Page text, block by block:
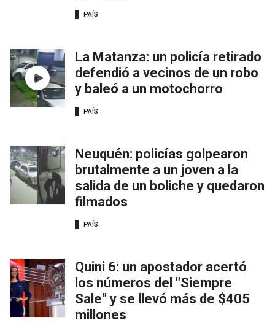
PAÍS
La Matanza: un policía retirado
defendió a vecinos de un robo
y baleó a un motochorro
PAÍS
Neuquén: policías golpearon
brutalmente a un joven a la
salida de un boliche y quedaron
filmados
PAÍS
Quini 6: un apostador acertó
los números del "Siempre
Sale" y se llevó más de $405
millones